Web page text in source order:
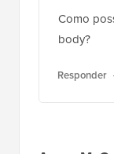
Como
body?
Responder